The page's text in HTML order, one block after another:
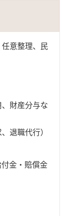
意整理、民
財産分与な
退職代行）
金・賠償金